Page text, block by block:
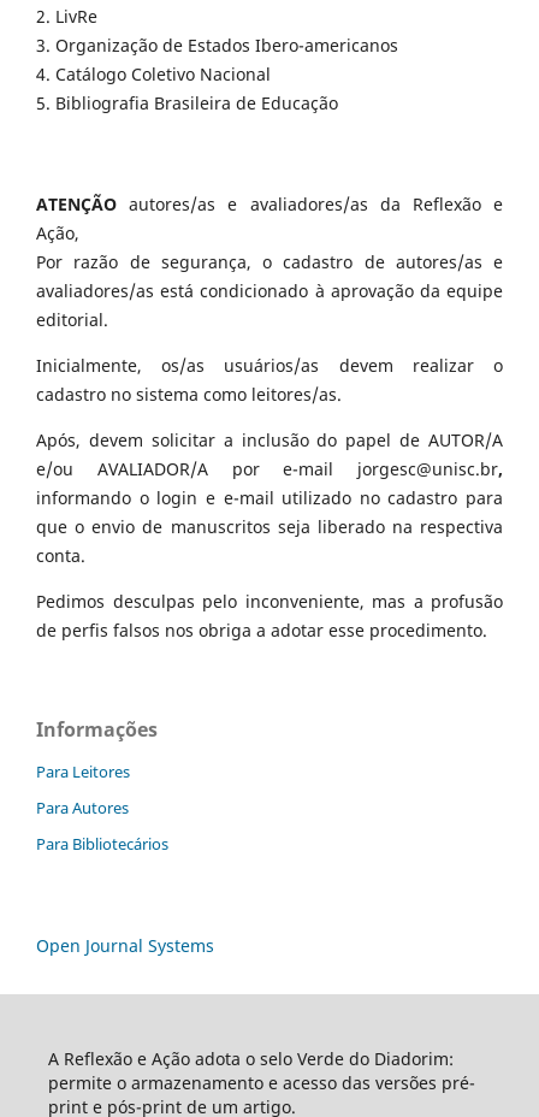
2. LivRe
3. Organização de Estados Ibero-americanos
4. Catálogo Coletivo Nacional
5. Bibliografia Brasileira de Educação
ATENÇÃO autores/as e avaliadores/as da Reflexão e
Ação,
Por razão de segurança, o cadastro de autores/as e
avaliadores/as está condicionado à aprovação da equipe
editorial.
Inicialmente, os/as usuários/as devem realizar o
cadastro no sistema como leitores/as.
Após, devem solicitar a inclusão do papel de AUTOR/A
e/ou AVALIADOR/A por e-mail jorgesc@unisc.br,
informando o login e e-mail utilizado no cadastro para
que o envio de manuscritos seja liberado na respectiva
conta.
Pedimos desculpas pelo inconveniente, mas a profusão
de perfis falsos nos obriga a adotar esse procedimento.
Informações
Para Leitores
Para Autores
Para Bibliotecários
Open Journal Systems
A Reflexão e Ação adota o selo Verde do Diadorim:
permite o armazenamento e acesso das versões pré-
print e pós-print de um artigo.